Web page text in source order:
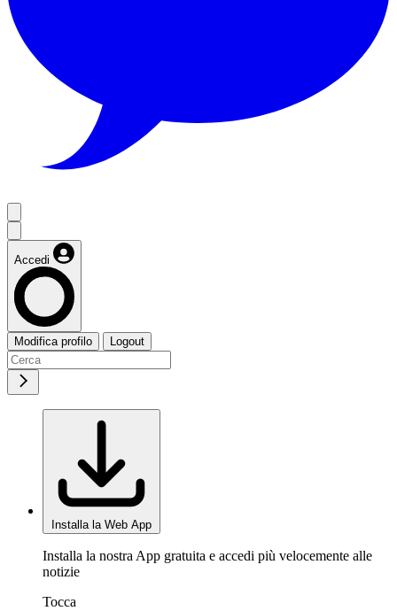
Accedi
Modifica profilo Logout
Installa la Web App
Installa la nostra App gratuita e accedi più velocemente alle
notizie
Tocca